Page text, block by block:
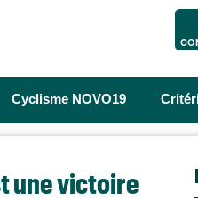
Cyclisme NOVO19
une victoire